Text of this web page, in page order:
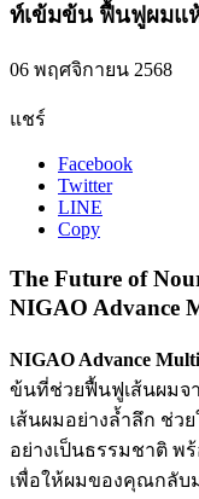
ท์เข้มข้น ฟื้นฟูผมแห้
06 พฤศจิกายน 2568
แชร์
Facebook
Twitter
LINE
Copy
The Future of
NIGAO Advance
NIGAO Advance
ข้นที่ช่วยฟื้นฟูเส้นผมจ
เส้นผมอย่างล้ำลึก ช่ว
อย่างเป็นธรรมชาติ พ
เพื่อให้ผมของคุณกลับ